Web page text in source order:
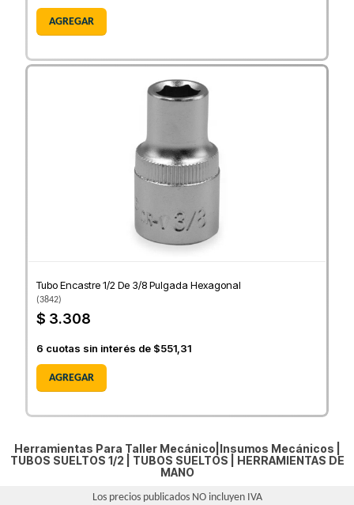
AGREGAR
Tubo Encastre 1/2 De 3/8 Pulgada Hexagonal
(3842)
$ 3.308
6 cuotas sin interés de $551,31
AGREGAR
Herramientas Para Taller Mecánico|Insumos Mecánicos |
TUBOS SUELTOS 1/2| TUBOS SUELTOS
HERRAMIENTAS DE
MANO
Los precios publicados NO incluyen IVA